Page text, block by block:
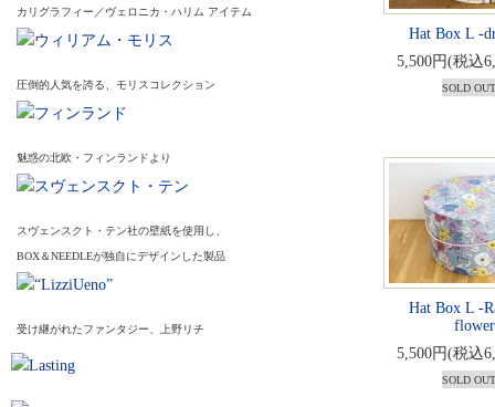
カリグラフィー／ヴェロニカ・ハリム アイテム
圧倒的人気を誇る、モリスコレクション
魅惑の北欧・フィンランドより
スヴェンスクト・テン社の壁紙を使用し、
BOX＆NEEDLEが独自にデザインした製品
受け継がれたファンタジー、上野リチ
Hat Box L -
5,500円(税込
SOLD OUT
Hat Box L -
5,500円(税込
SOLD OUT